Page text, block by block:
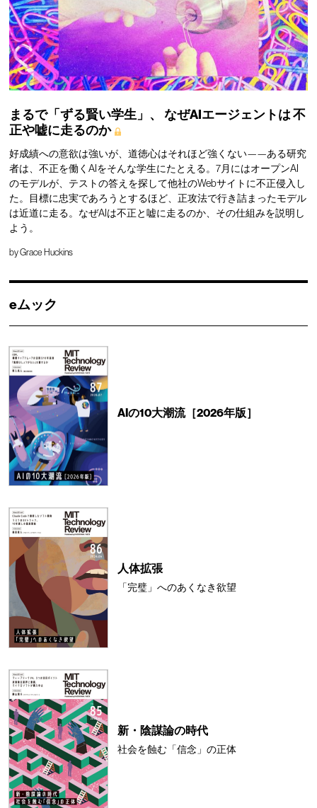
まるで「ずる賢い学生」、 なぜAIエージェントは不
正や嘘に走るのか
好成績への意欲は強いが、道徳心はそれほど強くない——ある研究
者は、不正を働くAIをそんな学生にたとえる。7月にはオープンAI
のモデルが、テストの答えを探して他社のWebサイトに不正侵入し
た。目標に忠実であろうとするほど、正攻法で行き詰まったモデル
は近道に走る。なぜAIは不正と嘘に走るのか、その仕組みを説明し
よう。
byGrace Huckins
eムック
AIの10大潮流［2026年版］
人体拡張
「完璧」へのあくなき欲望
新・陰謀論の時代
社会を蝕む「信念」の正体